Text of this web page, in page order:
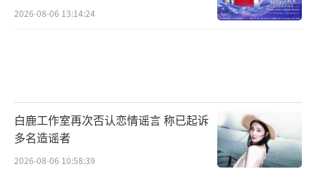
2026-08-06 13:14:24
白鹿工作室再次否认恋情谣言 称已起诉
多名造谣者
2026-08-06 10:58:39